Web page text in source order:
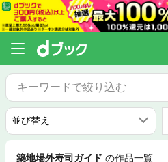
築地場外寿司ガイド の作品一覧